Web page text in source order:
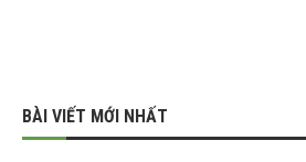
BÀI VIẾT MỚI NHẤT